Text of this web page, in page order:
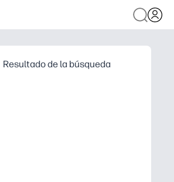
Resultado de la búsqueda